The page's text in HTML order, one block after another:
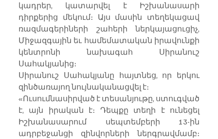
կադրեր, կատարվել է Իշխանասարի
դիրքերից մեկում։ Այս մասին տեղեկացավ
ռազմագերիների շահերի ներկայացուցիչ,
Միջազգային եւ համեմատական իրավունքի
կենտրոնի նախագահ Սիրանուշ
Սահակյանից։
Սիրանուշ Սահակյանը հայտնեց, որ երկու
զինծառայող նույնականացվել է։
«Ուսումնասիրված է տեսանյութը, ստուգված
է, այն իրական է։ Դեպքը տեղի է ունեցել
Իշխանասարում սեպտեմբերի 13-ին
ադրբեջանցի զինվորների ներգրավմամբ։